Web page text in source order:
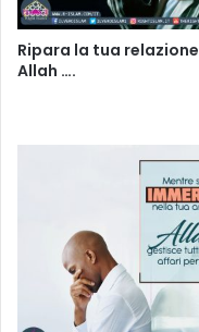
Ripara la tua
Allah ….